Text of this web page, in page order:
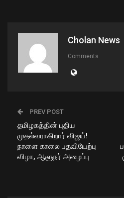
Cholan News
Comments
PREV POST
தமிழகத்தின் புதிய
முதல்வராகிறார் விஜய்!
நாளை காலை பதவியேற்பு
விழா, ஆளுநர் அழைப்பு